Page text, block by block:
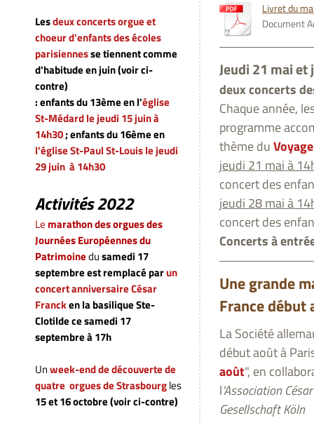
Lesdeux concerts orgue et
choeur d'enfants des écoles
parisiennesse tiennent comme
d'habitude en juin (voir ci-
contre)
: enfants du 13ème en l'église
St-Médard le jeudi 15 juin à
14h30; enfants du 16ème en
l'église St-Paul St-Louisle jeudi
29 juin à 14h30
Activités 2022
Le marathon des orgues des
Journées Européennes du
Patrimoinedusamedi 17
septembreest remplacé parun
concert anniversaire César
Francken la basilique Ste-
Clotilde ce samedi 17
septembre à 17h
Unweek-end de découverte de
quatre orgues de Strasbourgles
15 et 16 octobre (voir ci-contre)
Livret du
Document
Jeudi 21 mai
deux concerts
Chaque année,
programme
thème duVoyage
jeudi 21 mai à
concert des
jeudi 28 mai à
concert des
Concerts à
Une grande
France début
La Société
début août à
août", en
l'Association
Gesellschaft Köln